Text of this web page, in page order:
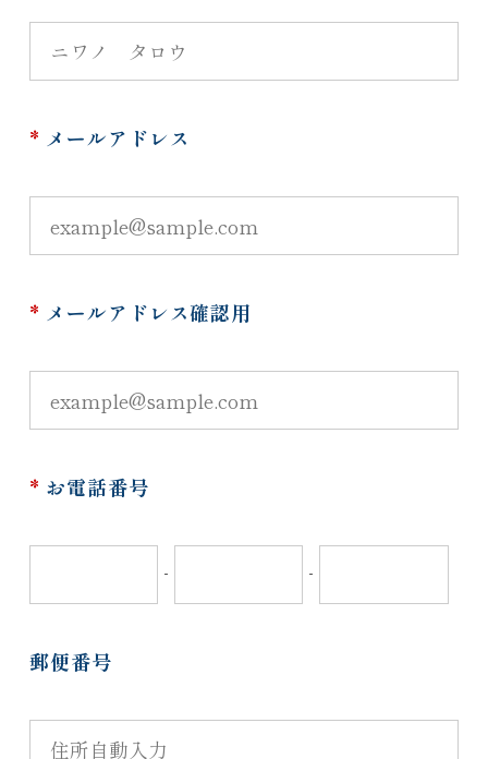
* メールアドレス
* メールアドレス確認用
* お電話番号
- -
郵便番号